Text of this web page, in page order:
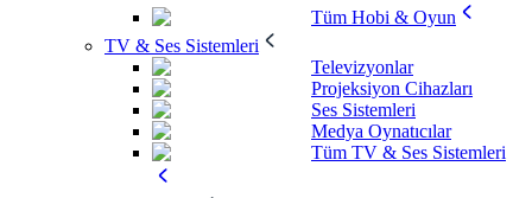
Tüm Hobi & Oyun
TV & Ses Sistemleri
Televizyonlar
Projeksiyon Cihazları
Ses Sistemleri
Medya Oynatıcılar
Tüm TV & Ses Sistemleri